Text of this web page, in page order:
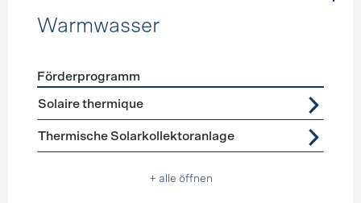
Warmwasser
Förderprogramme
Förderprogramm
Solaire thermique
Thermische Solarkollektoranlage
+ alle öffnen